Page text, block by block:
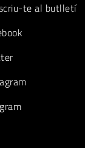
te al butlletí